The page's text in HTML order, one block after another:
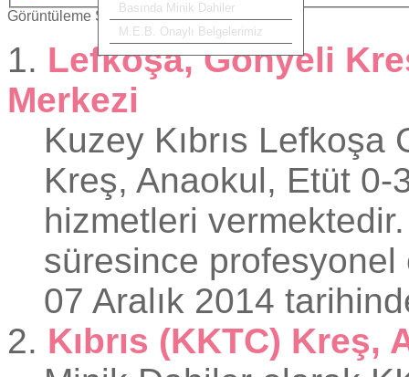
Basında Minik Dahiler
M.E.B. Onaylı Belgelerimiz
Görüntüleme Sayısı
1. Lefkoşa, Gönyeli
Merkezi
Kuzey Kıbrıs
Kreş, Anaokul, Etüt 0-
hizmetleri
süresince profesyonel
07 Aralık 2014
2. Kıbrıs (KKTC)